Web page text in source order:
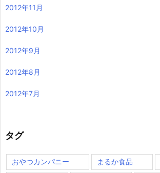
2012年11月
2012年10月
2012年9月
2012年8月
2012年7月
タグ
おやつカンパニー まるか食品